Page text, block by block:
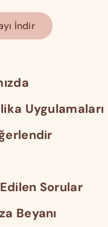
İndir
Uygulamaları
Sorular
Beyanı